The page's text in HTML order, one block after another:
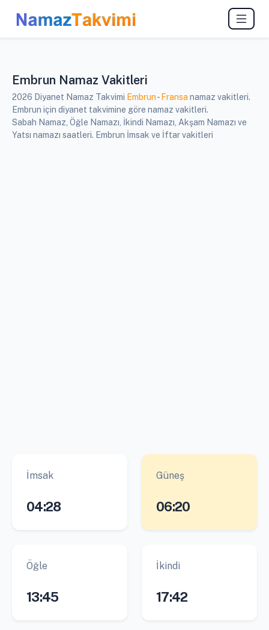
Embrun Namaz Vakitleri
2026 Diyanet Namaz Takvimi Embrun- Fransa namaz vakitleri.
Embrun için diyanet takvimine göre namaz vakitleri.
Sabah Namaz, Öğle Namazı, İkindi Namazı, Akşam Namazı ve
Yatsı namazı saatleri. Embrun İmsak ve İftar vakitleri
İmsak
04:28
Güneş
06:20
Öğle
13:45
İkindi
17:42